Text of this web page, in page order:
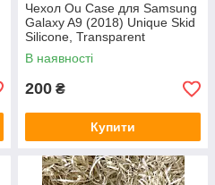
Чехол Ou Case для Samsung
Galaxy A9 (2018) Unique Skid
Silicone, Transparent
В наявності
200 ₴
Купити